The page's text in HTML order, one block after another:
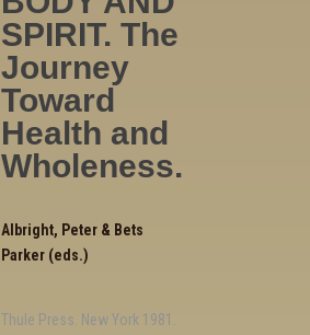
SPIRIT. The
Journey
Toward
Health and
Wholeness.
Albright, Peter & Bets
Parker (eds.)
Thule Press. New York 1981.